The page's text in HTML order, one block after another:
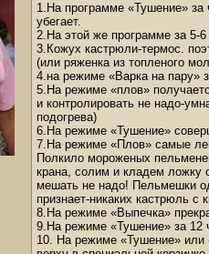
1.На программе «Тушение» за
убегает.
2.На этой же программе за 5-
3.Кожух кастрюли-термос.
(или ряженка из топленого
4.на режиме «Варка на пару»
5.На режиме «плов»
и контролировать не надо-
подогрева)
6.На режиме «Тушение»
7.На режиме «Плов» самые
Полкило мороженых
крана, солим и кладем ложку
мешать не надо! Пельмешки
признает-никаких кастрюль
8.На режиме «Выпечка»
9.На режиме «Тушение» за 12
10. На режиме «Тушение» или